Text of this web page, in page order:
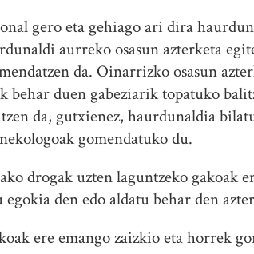
gero eta gehiago ari dira
aurreko osasun azterketa
da. Oinarrizko osasun
behar duen gabeziarik topatuko
da, gutxienez, haurdunaldia
gomendatuko du.
drogak uzten laguntzeko gakoak
den edo aldatu behar den
ere emango zaizkio eta horrek